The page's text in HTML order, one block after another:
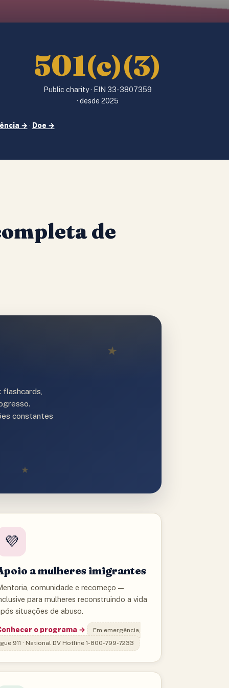
501(c)(3)
Public charity · EIN 33-3807359
· desde 2025
→ · Doe →
de
★
★
constantes
💜
a mulheres imigrantes
comunidade e recomeço —
para mulheres reconstruindo a vida
situações de abuso.
o programa →
Em emergência,
911 · National DV Hotline 1-800-799-7233